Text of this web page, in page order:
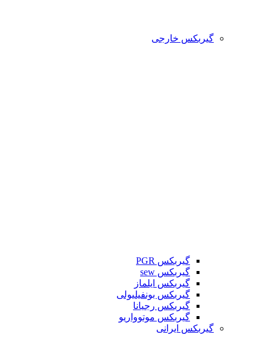
گیربکس خارجی
گیربکس PGR
گیربکس sew
گیربکس ایلماز
گیربکس بونفیلیولی
گیربکس رجیانا
گیربکس موتوواریو
گیربکس ایرانی